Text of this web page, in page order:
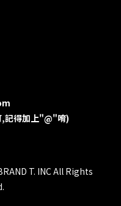
記得加上"@"唷)
T. INC All Rights